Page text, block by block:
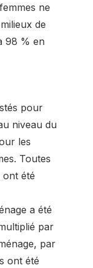
ne
de
98 % en
pour
niveau du
les
Toutes
été
a été
par
par
ont été